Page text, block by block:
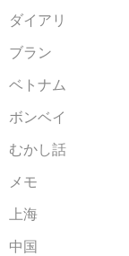
ダイアリ
ブラン
ベトナム
ボンベイ
むかし話
メモ
上海
中国